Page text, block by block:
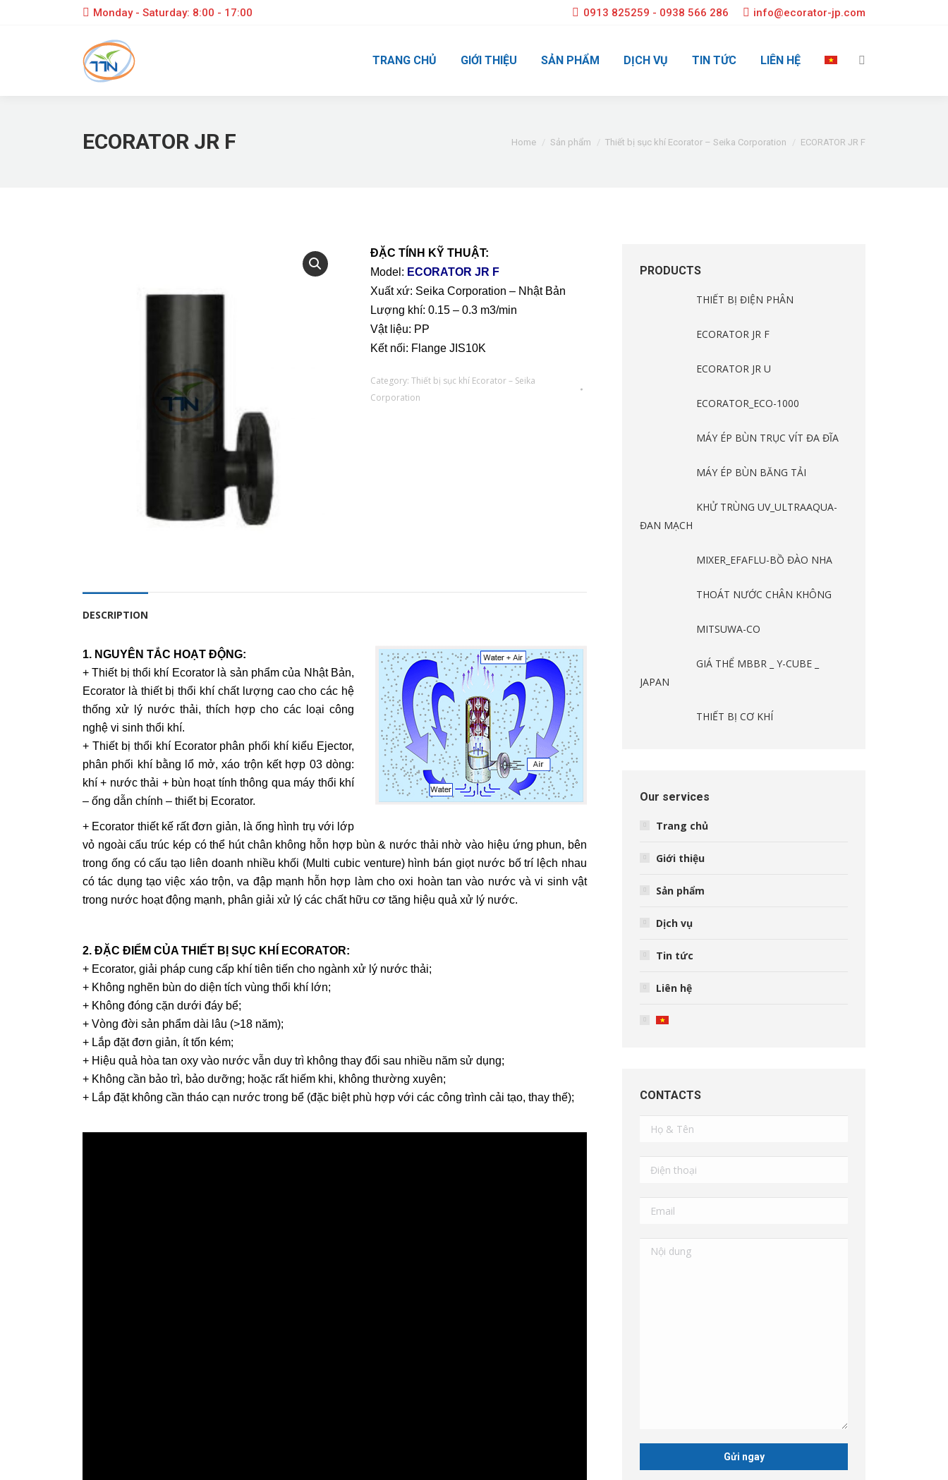
Monday - Saturday: 8:00 - 17:00 0913 825259 - 0938 566 286 info@ecorator-jp.com
TRANG CHỦ GIỚI THIỆU SẢN PHẨM DỊCH VỤ TIN TỨC LIÊN HỆ Search:
ECORATOR JR F You are here:
Home Sản phẩm Thiết bị sục khí Ecorator – Seika Corporation ECORATOR JR F
ĐẶC TÍNH KỸ THUẬT:
Model: ECORATOR JR F
Xuất xứ: Seika Corporation – Nhật Bản
Lượng khí: 0.15 – 0.3 m3/min
Vật liệu: PP
Kết nối: Flange JIS10K
Category: Thiết bị sục khí Ecorator – Seika
Corporation
DESCRIPTION
1. NGUYÊN TẮC HOẠT ĐỘNG:
+ Thiết bị thổi khí Ecorator là sản phẩm của Nhật Bản,
Ecorator là thiết bị thổi khí chất lượng cao cho các hệ
thống xử lý nước thải, thích hợp cho các loại công
nghệ vi sinh thổi khí.
+ Thiết bị thổi khí Ecorator phân phối khí kiểu Ejector,
phân phối khí bằng lổ mở, xáo trộn kết hợp 03 dòng:
khí + nước thải + bùn hoạt tính thông qua máy thổi khí
– ống dẫn chính – thiết bị Ecorator.
+ Ecorator thiết kế rất đơn giản, là ống hình trụ với lớp
vỏ ngoài cấu trúc kép có thể hút chân không hỗn hợp bùn & nước thải nhờ vào hiệu ứng phun, bên
trong ống có cấu tạo liên doanh nhiều khối (Multi cubic venture) hình bán giọt nước bố trí lệch nhau
có tác dụng tạo việc xáo trộn, va đập mạnh hỗn hợp làm cho oxi hoàn tan vào nước và vi sinh vật
trong nước hoạt động mạnh, phân giải xử lý các chất hữu cơ tăng hiệu quả xử lý nước.
2. ĐẶC ĐIỂM CỦA THIẾT BỊ SỤC KHÍ ECORATOR:
+ Ecorator, giải pháp cung cấp khí tiên tiến cho ngành xử lý nước thải;
+ Không nghẽn bùn do diện tích vùng thổi khí lớn;
+ Không đóng cặn dưới đáy bể;
+ Vòng đời sản phẩm dài lâu (>18 năm);
+ Lắp đặt đơn giản, ít tốn kém;
+ Hiệu quả hòa tan oxy vào nước vẫn duy trì không thay đổi sau nhiều năm sử dụng;
+ Không cần bảo trì, bảo dưỡng; hoặc rất hiếm khi, không thường xuyên;
+ Lắp đặt không cần tháo cạn nước trong bể (đặc biệt phù hợp với các công trình cải tạo, thay thế);
PRODUCTS
THIẾT BỊ ĐIỆN PHÂN
ECORATOR JR F
ECORATOR JR U
ECORATOR_ECO-1000
MÁY ÉP BÙN TRỤC VÍT ĐA ĐĨA
MÁY ÉP BÙN BĂNG TẢI
KHỬ TRÙNG UV_ULTRAAQUA-
ĐAN MẠCH
MIXER_EFAFLU-BỒ ĐÀO NHA
THOÁT NƯỚC CHÂN KHÔNG
MITSUWA-CO
GIÁ THỂ MBBR _ Y-CUBE _
JAPAN
THIẾT BỊ CƠ KHÍ
Our services
Trang chủ
Giới thiệu
Sản phẩm
Dịch vụ
Tin tức
Liên hệ
CONTACTS